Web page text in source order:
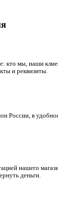
кто мы, наши
и реквизиты.
России, в
нашего
деньги.